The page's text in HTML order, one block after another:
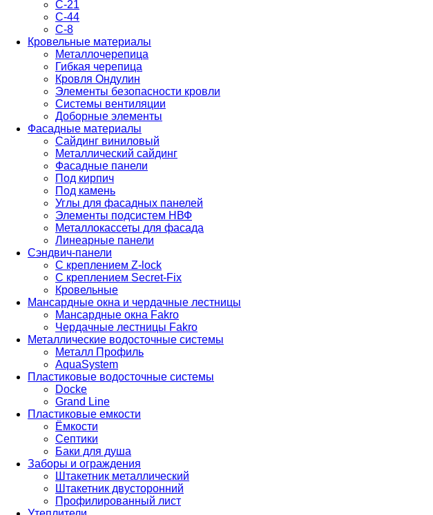
С-21
С-44
С-8
Кровельные материалы
Металлочерепица
Гибкая черепица
Кровля Ондулин
Элементы безопасности кровли
Системы вентиляции
Доборные элементы
Фасадные материалы
Сайдинг виниловый
Металлический сайдинг
Фасадные панели
Под кирпич
Под камень
Углы для фасадных панелей
Элементы подсистем НВФ
Металлокассеты для фасада
Линеарные панели
Сэндвич-панели
С креплением Z-lock
С креплением Secret-Fix
Кровельные
Мансардные окна и чердачные лестницы
Мансардные окна Fakro
Чердачные лестницы Fakro
Металлические водосточные системы
Металл Профиль
AquaSystem
Пластиковые водосточные системы
Docke
Grand Line
Пластиковые емкости
Ёмкости
Септики
Баки для душа
Заборы и ограждения
Штакетник металлический
Штакетник двусторонний
Профилированный лист